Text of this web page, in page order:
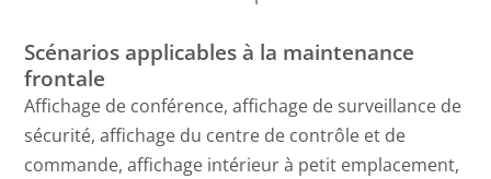
Scénarios applicables à la maintenance
frontale
Affichage de conférence, affichage de surveillance de
sécurité, affichage du centre de contrôle et de
commande, affichage intérieur à petit emplacement,